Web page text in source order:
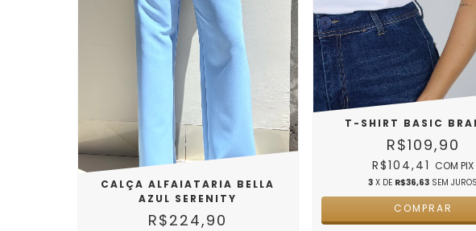
CALÇA ALFAIATARIA BELLA
AZUL SERENITY
R$224,90
T-SHIRT BASIC
R$109,90
R$104,41 COM PIX
3 X DE R$36,63 SEM JUROS
COMPRAR